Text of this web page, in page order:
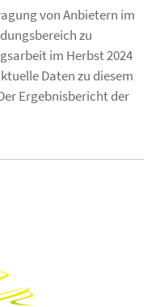
von Anbietern im
zu
im Herbst 2024
Daten zu diesem
Ergebnisbericht der